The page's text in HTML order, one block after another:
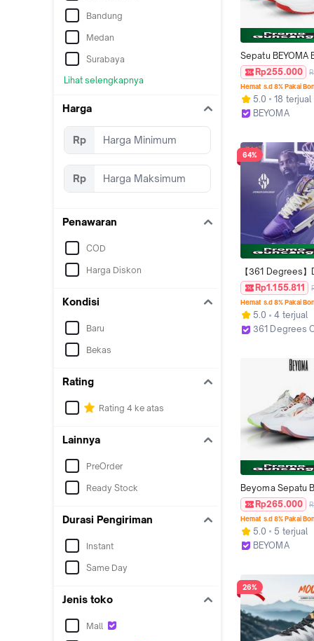
Bandung
Medan
Surabaya
Lihat selengkapnya
Harga
Rp
Rp
Penawaran
COD
Harga Diskon
Kondisi
Baru
Bekas
Rating
Rating 4 ke atas
Lainnya
PreOrder
Ready Stock
Durasi Pengiriman
Instant
Same Day
Jenis toko
Mall
Sepatu BEYOMA
Olahraga
Wanita Kaki
Rp255.000
Hemat s.d 8% Pakai
5.0
18 terjual
BEYOMA
64%
【361 Degrees
Sepatu Basket
Profesional Anti
Aus Menyerap
Cocok untuk Luar
Ruangan
Rp1.155.811
Hemat s.d 8% Pakai
5.0
4 terjual
361 Degrees
Beyoma Sepatu
Sport Shoes
Wanita Sneakers
Kualitas Terbaik
Ringan Lembut
Size 36-45 - Kaki,
Rp265.000
Hemat s.d 8% Pakai
5.0
5 terjual
BEYOMA
26%